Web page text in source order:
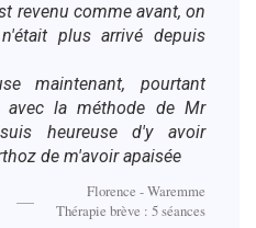
revenu comme avant, on
plus arrivé depuis
maintenant, pourtant
avec la méthode de Mr
heureuse d'y avoir
de m'avoir apaisée
Florence - Waremme
Thérapie brève : 5 séances